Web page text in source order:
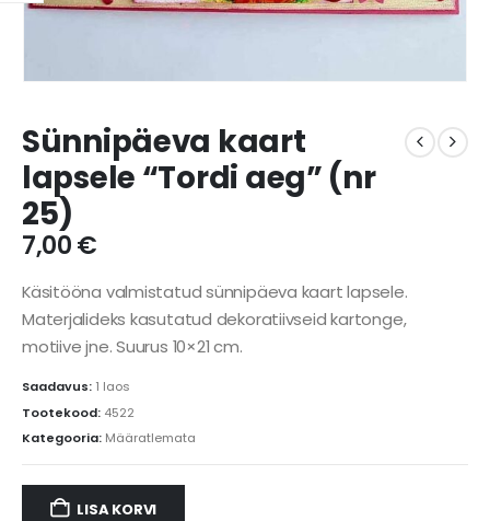
Sünnipäeva kaart
lapsele “Tordi aeg” (nr
25)
7,00€
Käsitööna valmistatud sünnipäeva kaart lapsele.
Materjalideks kasutatud dekoratiivseid kartonge,
motiive jne. Suurus 10×21 cm.
Saadavus: 1 laos
Tootekood: 4522
Kategooria: Määratlemata
LISA KORVI